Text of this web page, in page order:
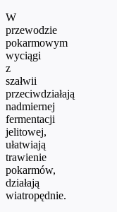
W
przewodzie
pokarmowym
wyciągi
z
szałwii
przeciwdziałają
nadmiernej
fermentacji
jelitowej,
ułatwiają
trawienie
pokarmów,
działają
wiatropędnie.